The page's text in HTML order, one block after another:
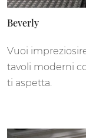
Beverly
Vuoi
tavoli moderni
ti aspetta.